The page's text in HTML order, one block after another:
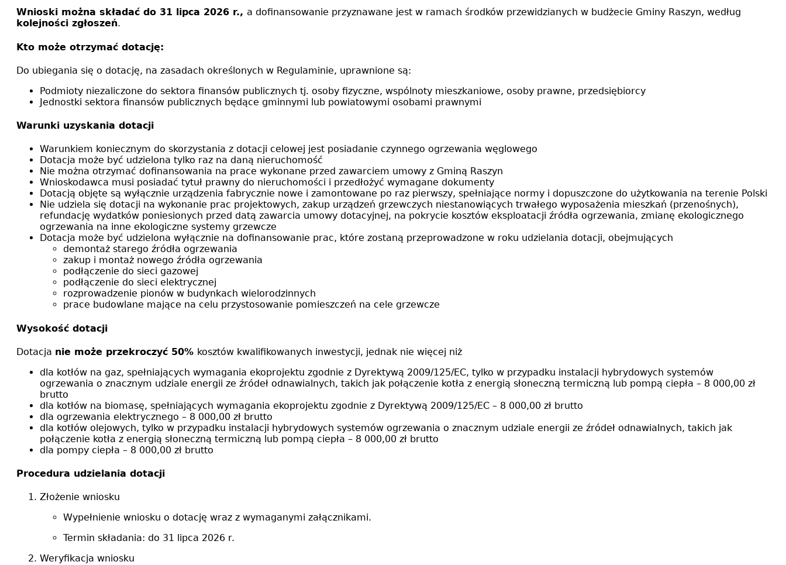
Wnioski można składać do 31 lipca 2026 r., a dofinansowanie przyznawane jest w ramach środków przewidzianych w budżecie Gminy Raszyn, według
kolejności zgłoszeń.
Kto może otrzymać dotację:
Do ubiegania się o dotację, na zasadach określonych w Regulaminie, uprawnione są:
Podmioty niezaliczone do sektora finansów publicznych tj. osoby fizyczne, wspólnoty mieszkaniowe, osoby prawne, przedsiębiorcy
Jednostki sektora finansów publicznych będące gminnymi lub powiatowymi osobami prawnymi
Warunki uzyskania dotacji
Warunkiem koniecznym do skorzystania z dotacji celowej jest posiadanie czynnego ogrzewania węglowego
Dotacja może być udzielona tylko raz na daną nieruchomość
Nie można otrzymać dofinansowania na prace wykonane przed zawarciem umowy z Gminą Raszyn
Wnioskodawca musi posiadać tytuł prawny do nieruchomości i przedłożyć wymagane dokumenty
Dotacją objęte są wyłącznie urządzenia fabrycznie nowe i zamontowane po raz pierwszy, spełniające normy i dopuszczone do użytkowania na terenie Polski
Nie udziela się dotacji na wykonanie prac projektowych, zakup urządzeń grzewczych niestanowiących trwałego wyposażenia mieszkań (przenośnych),
refundację wydatków poniesionych przed datą zawarcia umowy dotacyjnej, na pokrycie kosztów eksploatacji źródła ogrzewania, zmianę ekologicznego
ogrzewania na inne ekologiczne systemy grzewcze
Dotacja może być udzielona wyłącznie na dofinansowanie prac, które zostaną przeprowadzone w roku udzielania dotacji, obejmujących
demontaż starego źródła ogrzewania
zakup i montaż nowego źródła ogrzewania
podłączenie do sieci gazowej
podłączenie do sieci elektrycznej
rozprowadzenie pionów w budynkach wielorodzinnych
prace budowlane mające na celu przystosowanie pomieszczeń na cele grzewcze
Wysokość dotacji
Dotacja nie może przekroczyć 50% kosztów kwalifikowanych inwestycji, jednak nie więcej niż
dla kotłów na gaz, spełniających wymagania ekoprojektu zgodnie z Dyrektywą 2009/125/EC, tylko w przypadku instalacji hybrydowych systemów
ogrzewania o znacznym udziale energii ze źródeł odnawialnych, takich jak połączenie kotła z energią słoneczną termiczną lub pompą ciepła – 8 000,00 zł
brutto
dla kotłów na biomasę, spełniających wymagania ekoprojektu zgodnie z Dyrektywą 2009/125/EC – 8 000,00 zł brutto
dla ogrzewania elektrycznego – 8 000,00 zł brutto
dla kotłów olejowych, tylko w przypadku instalacji hybrydowych systemów ogrzewania o znacznym udziale energii ze źródeł odnawialnych, takich jak
połączenie kotła z energią słoneczną termiczną lub pompą ciepła – 8 000,00 zł brutto
dla pompy ciepła – 8 000,00 zł brutto
Procedura udzielania dotacji
Złożenie wniosku
Wypełnienie wniosku o dotację wraz z wymaganymi załącznikami.
Termin składania: do 31 lipca 2026 r.
Weryfikacja wniosku